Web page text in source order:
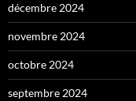
décembre 2024
novembre 2024
octobre 2024
septembre 2024